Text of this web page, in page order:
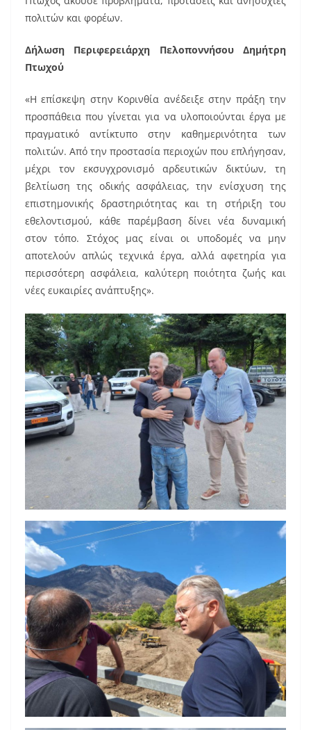
πολιτών και φορέων.
Δήλωση Περιφερειάρχη Πελοποννήσου Δημήτρη
Πτωχού
«Η επίσκεψη στην Κορινθία ανέδειξε στην πράξη την
προσπάθεια που γίνεται για να υλοποιούνται έργα με
πραγματικό αντίκτυπο στην καθημερινότητα των
πολιτών. Από την προστασία περιοχών που επλήγησαν,
μέχρι τον εκσυγχρονισμό αρδευτικών δικτύων, τη
βελτίωση της οδικής ασφάλειας, την ενίσχυση της
επιστημονικής δραστηριότητας και τη στήριξη του
εθελοντισμού, κάθε παρέμβαση δίνει νέα δυναμική
στον τόπο. Στόχος μας είναι οι υποδομές να μην
αποτελούν απλώς τεχνικά έργα, αλλά αφετηρία για
περισσότερη ασφάλεια, καλύτερη ποιότητα ζωής και
νέες ευκαιρίες ανάπτυξης».